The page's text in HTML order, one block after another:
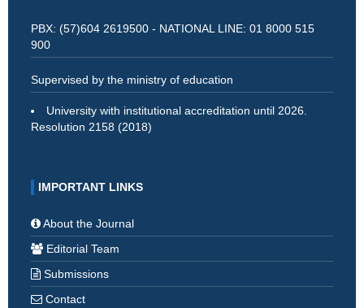
PBX: (57)604 2619500 - NATIONAL LINE: 01 8000 515
900
Supervised by the ministry of education
University with institutional accreditation until 2026.
Resolution 2158 (2018)
IMPORTANT LINKS
About the Journal
Editorial Team
Submissions
Contact